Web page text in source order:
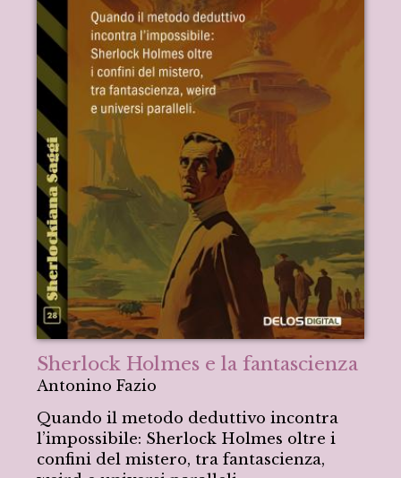
Sherlock Holmes e la fantascienza
Antonino Fazio
Quando il metodo deduttivo incontra
l’impossibile: Sherlock Holmes oltre i
confini del mistero, tra fantascienza,